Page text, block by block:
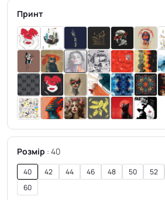
Принт
Розмір 40
40 42 44 46 48 50 52
60